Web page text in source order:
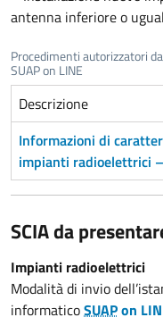
antenna inferiore o
Procedimenti autorizzatori
SUAP on LINE
Descrizione
Informazioni di
impianti radioelettrici
SCIA da
Impianti radioelettrici
Modalità di invio
informaticoSUAPon